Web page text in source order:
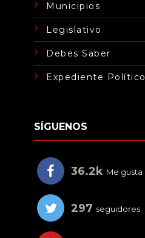
Municipios
Legislativo
Debes Saber
Expediente Político
SÍGUENOS
36.2k Me gusta
297 seguidores